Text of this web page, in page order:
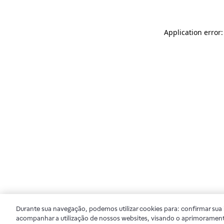
Application
Durante sua navegação, podemos utilizar cookies para: confirmar
acompanhar a utilização de nossos websites, visando o